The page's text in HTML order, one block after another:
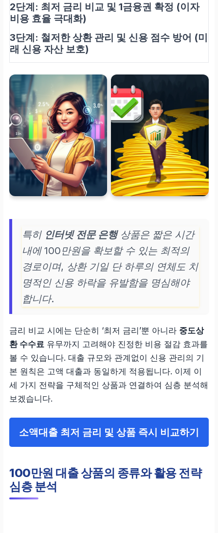
2단계: 최저 금리 비교 및 1금융권 확정 (이자
비용 효율 극대화)
3단계: 철저한 상환 관리 및 신용 점수 방어 (미
래 신용 자산 보호)
특히 인터넷 전문 은행상품은 짧은 시간
내에 100만원을 확보할 수 있는 최적의
경로이며, 상환 기일 단 하루의 연체도 치
명적인 신용 하락을 유발함을 명심해야
합니다.
금리 비교 시에는 단순히 ‘최저 금리’뿐 아니라 중도상
환 수수료 유무까지 고려해야 진정한 비용 절감 효과를
볼 수 있습니다. 대출 규모와 관계없이 신용 관리의 기
본 원칙은 고액 대출과 동일하게 적용됩니다. 이제 이
세 가지 전략을 구체적인 상품과 연결하여 심층 분석해
보겠습니다.
소액대출 최저 금리 및 상품 즉시 비교하기
100만원 대출 상품의 종류와 활용 전략
심층 분석